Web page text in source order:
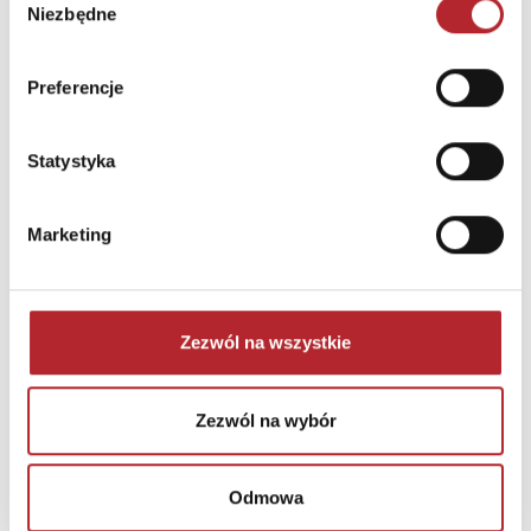
zgody
Niezbędne
Preferencje
Statystyka
Marketing
Zezwól na wszystkie
Zezwól na wybór
Odmowa
Zaloguj się, aby kupić
NAJCZĘŚCIEJ KUPOWANE zobacz więcej
TOP 100
Biel. Kolory zła. Tom 3 wyd. 2025
Małgorzata Oliwia Sobczak PATIO